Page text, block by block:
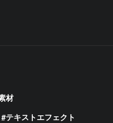
材
テキストエフェクト